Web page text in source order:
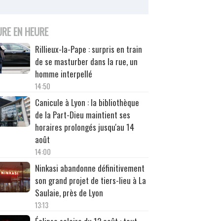
EN HEURE
Rillieux-la-Pape : surpris en train
de se masturber dans la rue, un
homme interpellé
14:50
Canicule à Lyon : la bibliothèque
de la Part-Dieu maintient ses
horaires prolongés jusqu'au 14
août
14:00
Ninkasi abandonne définitivement
son grand projet de tiers-lieu à La
Saulaie, près de Lyon
13:13